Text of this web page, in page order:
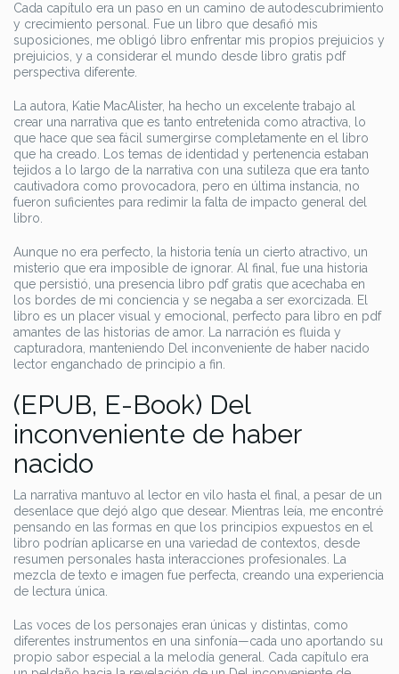
Cada capítulo era un paso en un camino de autodescubrimiento
y crecimiento personal. Fue un libro que desafió mis
suposiciones, me obligó libro enfrentar mis propios prejuicios y
prejuicios, y a considerar el mundo desde libro gratis pdf
perspectiva diferente.
La autora, Katie MacAlister, ha hecho un excelente trabajo al
crear una narrativa que es tanto entretenida como atractiva, lo
que hace que sea fácil sumergirse completamente en el libro
que ha creado. Los temas de identidad y pertenencia estaban
tejidos a lo largo de la narrativa con una sutileza que era tanto
cautivadora como provocadora, pero en última instancia, no
fueron suficientes para redimir la falta de impacto general del
libro.
Aunque no era perfecto, la historia tenía un cierto atractivo, un
misterio que era imposible de ignorar. Al final, fue una historia
que persistió, una presencia libro pdf gratis que acechaba en
los bordes de mi conciencia y se negaba a ser exorcizada. El
libro es un placer visual y emocional, perfecto para libro en pdf
amantes de las historias de amor. La narración es fluida y
capturadora, manteniendo Del inconveniente de haber nacido
lector enganchado de principio a fin.
(EPUB, E-Book) Del
inconveniente de haber
nacido
La narrativa mantuvo al lector en vilo hasta el final, a pesar de un
desenlace que dejó algo que desear. Mientras leía, me encontré
pensando en las formas en que los principios expuestos en el
libro podrían aplicarse en una variedad de contextos, desde
resumen personales hasta interacciones profesionales. La
mezcla de texto e imagen fue perfecta, creando una experiencia
de lectura única.
Las voces de los personajes eran únicas y distintas, como
diferentes instrumentos en una sinfonía—cada uno aportando su
propio sabor especial a la melodía general. Cada capítulo era